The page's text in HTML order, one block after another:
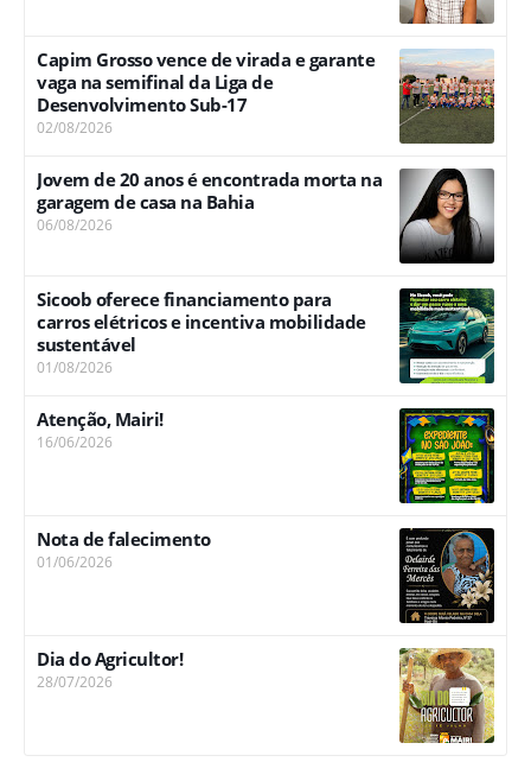
Capim Grosso vence de virada e garante
vaga na semifinal da Liga de
Desenvolvimento Sub-17
02/08/2026
Jovem de 20 anos é encontrada morta na
garagem de casa na Bahia
06/08/2026
Sicoob oferece financiamento para
carros elétricos e incentiva mobilidade
sustentável
01/08/2026
Atenção, Mairi!
16/06/2026
Nota de falecimento
01/06/2026
Dia do Agricultor!
28/07/2026